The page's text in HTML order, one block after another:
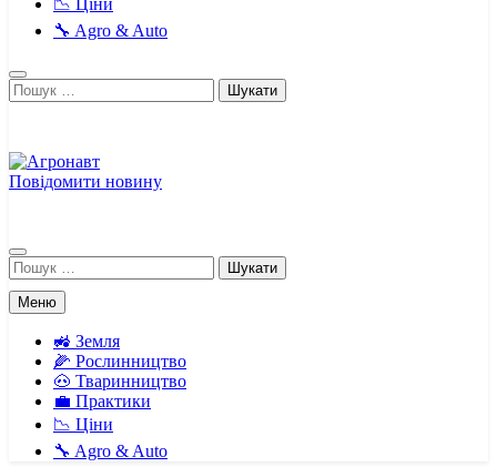
📉 Ціни
🔧 Agro & Auto
Пошук:
Повідомити новину
Пошук:
Меню
🚜 Земля
🌽 Рослинництво
🐽 Тваринництво
💼 Практики
📉 Ціни
🔧 Agro & Auto